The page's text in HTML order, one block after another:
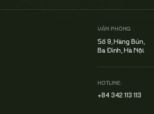
VĂN PHÒNG
Số 9, Hàng Bún,
Ba Đình, Hà Nội.
HOTLINE:
+84 342 113 113